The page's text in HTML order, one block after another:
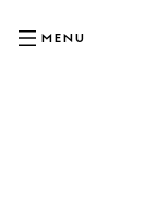
MENU